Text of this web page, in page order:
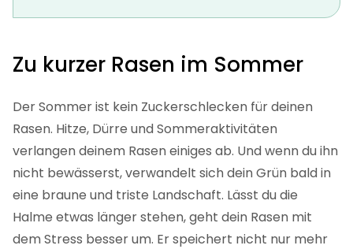
Zu kurzer Rasen im Sommer
Der Sommer ist kein Zuckerschlecken für deinen
Rasen. Hitze, Dürre und Sommeraktivitäten
verlangen deinem Rasen einiges ab. Und wenn du ihn
nicht bewässerst, verwandelt sich dein Grün bald in
eine braune und triste Landschaft. Lässt du die
Halme etwas länger stehen, geht dein Rasen mit
dem Stress besser um. Er speichert nicht nur mehr